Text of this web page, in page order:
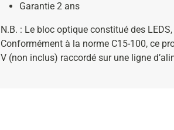
Garantie 2 ans
N.B. : Le bloc optique constitué des
Conformément à la norme C15-100, ce
V (non inclus) raccordé sur une ligne